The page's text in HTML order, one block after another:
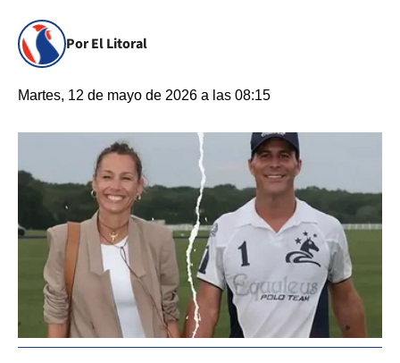
Por El Litoral
Martes, 12 de mayo de 2026 a las 08:15